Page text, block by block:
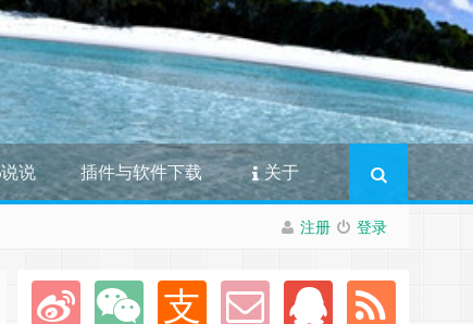
说说 插件与软件下载 关于
注册 登录